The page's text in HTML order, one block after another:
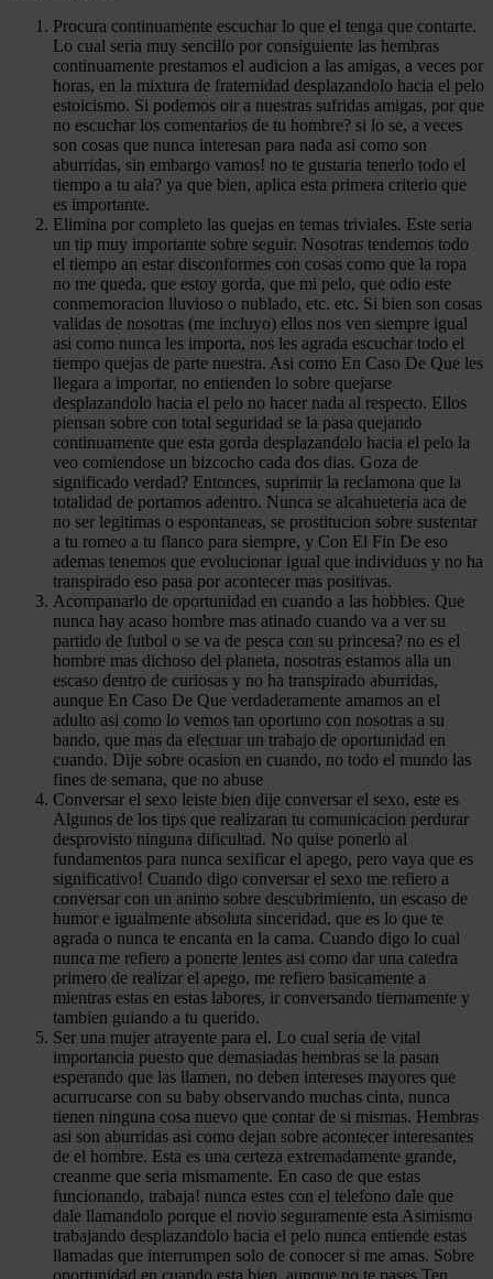
Procura continuamente escuchar lo que el tenga que contarte.
Lo cual seria muy sencillo por consiguiente las hembras
continuamente prestamos el audicion a las amigas, a veces por
horas, en la mixtura de fraternidad desplazandolo hacia el pelo
estoicismo. Si podemos oir a nuestras sufridas amigas, por que
no escuchar los comentarios de tu hombre? si lo se, a veces
son cosas que nunca interesan para nada asi como son
aburridas, sin embargo vamos! no te gustaria tenerlo todo el
tiempo a tu ala? ya que bien, aplica esta primera criterio que
es importante.
Elimina por completo las quejas en temas triviales. Este seria
un tip muy importante sobre seguir. Nosotras tendemos todo
el tiempo an estar disconformes con cosas como que la ropa
no me queda, que estoy gorda, que mi pelo, que odio este
conmemoracion lluvioso o nublado, etc. etc. Si bien son cosas
validas de nosotras (me incluyo) ellos nos ven siempre igual
asi como nunca les importa, nos les agrada escuchar todo el
tiempo quejas de parte nuestra. Asi como En Caso De Que les
llegara a importar, no entienden lo sobre quejarse
desplazandolo hacia el pelo no hacer nada al respecto. Ellos
piensan sobre con total seguridad se la pasa quejando
continuamente que esta gorda desplazandolo hacia el pelo la
veo comiendose un bizcocho cada dos dias. Goza de
significado verdad? Entonces, suprimir la reclamona que la
totalidad de portamos adentro. Nunca se alcahueteria aca de
no ser legitimas o espontaneas, se prostitucion sobre sustentar
a tu romeo a tu flanco para siempre, y Con El Fin De eso
ademas tenemos que evolucionar igual que individuos y no ha
transpirado eso pasa por acontecer mas positivas.
Acompanarlo de oportunidad en cuando a las hobbies. Que
nunca hay acaso hombre mas atinado cuando va a ver su
partido de futbol o se va de pesca con su princesa? no es el
hombre mas dichoso del planeta, nosotras estamos alla un
escaso dentro de curiosas y no ha transpirado aburridas,
aunque En Caso De Que verdaderamente amamos an el
adulto asi como lo vemos tan oportuno con nosotras a su
bando, que mas da efectuar un trabajo de oportunidad en
cuando. Dije sobre ocasion en cuando, no todo el mundo las
fines de semana, que no abuse
Conversar el sexo leiste bien dije conversar el sexo, este es
Algunos de los tips que realizaran tu comunicacion perdurar
desprovisto ninguna dificultad. No quise ponerlo al
fundamentos para nunca sexificar el apego, pero vaya que es
significativo! Cuando digo conversar el sexo me refiero a
conversar con un animo sobre descubrimiento, un escaso de
humor e igualmente absoluta sinceridad, que es lo que te
agrada o nunca te encanta en la cama. Cuando digo lo cual
nunca me refiero a ponerte lentes asi como dar una catedra
primero de realizar el apego, me refiero basicamente a
mientras estas en estas labores, ir conversando tiernamente y
tambien guiando a tu querido.
Ser una mujer atrayente para el. Lo cual seria de vital
importancia puesto que demasiadas hembras se la pasan
esperando que las llamen, no deben intereses mayores que
acurrucarse con su baby observando muchas cinta, nunca
tienen ninguna cosa nuevo que contar de si mismas. Hembras
asi son aburridas asi como dejan sobre acontecer interesantes
de el hombre. Esta es una certeza extremadamente grande,
creanme que seria mismamente. En caso de que estas
funcionando, trabaja! nunca estes con el telefono dale que
dale llamandolo porque el novio seguramente esta Asimismo
trabajando desplazandolo hacia el pelo nunca entiende estas
llamadas que interrumpen solo de conocer si me amas. Sobre